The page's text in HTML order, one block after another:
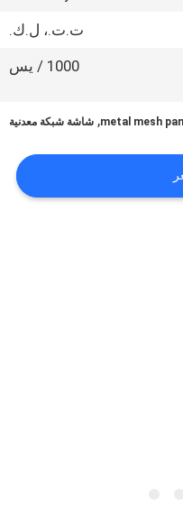
ت.ت.، ل.ك.
1000 / يس
metal mesh
, شاشة شبكة معدنية